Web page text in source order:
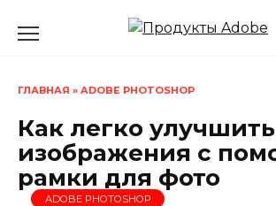
ГЛАВНАЯ » ADOBE PHOTOSHOP
Как легко
изображения с
рамки для фото
ADOBE PHOTOSHOP